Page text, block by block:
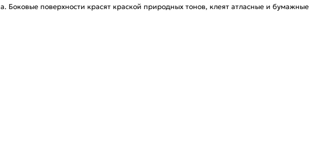
поверхности красят краской природных тонов, клеят атласные и бумажные